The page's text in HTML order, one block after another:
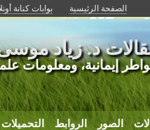
الصفحة الرئيسية بوابات كنانة
د. زياد
إيمانية، ومعلومات
الصور الروابط التحميلات